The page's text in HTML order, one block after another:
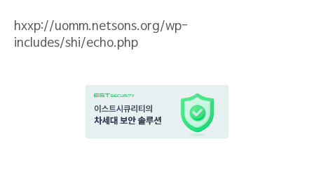
hxxp://uomm.netsons.org/wp-
includes/shi/echo.php